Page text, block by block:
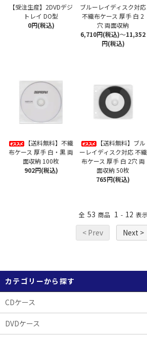
【受注生産】2DVDデジ
トレイ DO型
0円(税込)
ブルーレイディスク対応
不織布ケース 厚手 白 2
穴 両面収納
6,710円(税込)～11,352
円(税込)
【送料無料】不織
布ケース 厚手 白・黒 両
面収納 100枚
902円(税込)
【送料無料】ブル
ーレイディスク対応 不織
布ケース 厚手 白 2穴 両
面収納 50枚
765円(税込)
全 53 商品 1 - 12 表
< Prev Next >
カテゴリーから探す
CDケース
DVDケース